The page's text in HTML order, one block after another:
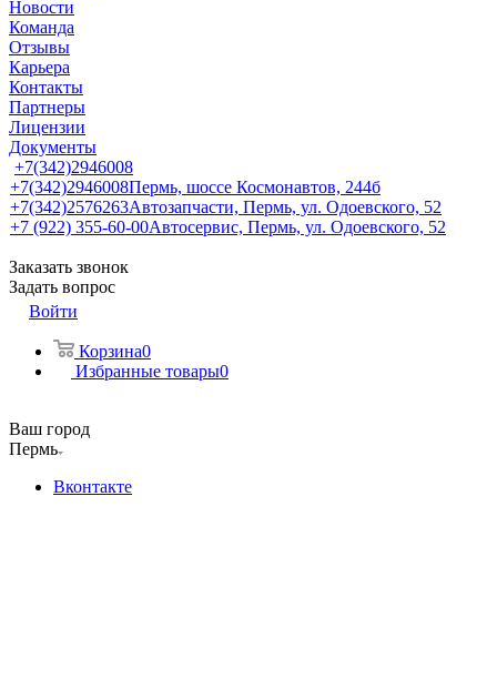
Новости
Команда
Отзывы
Карьера
Контакты
Партнеры
Лицензии
Документы
+7(342)2946008
+7(342)2946008Пермь, шоссе Космонавтов, 244б
+7(342)2576263Автозапчасти, Пермь, ул. Одоевского, 52
+7 (922) 355-60-00Автосервис, Пермь, ул. Одоевского, 52
Заказать звонок
Задать вопрос
Войти
Корзина0
Избранные товары0
Ваш город
Пермь
Вконтакте